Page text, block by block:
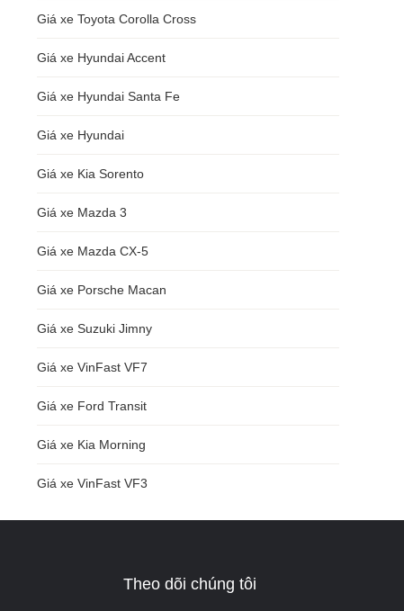
Giá xe Toyota Corolla Cross
Giá xe Hyundai Accent
Giá xe Hyundai Santa Fe
Giá xe Hyundai
Giá xe Kia Sorento
Giá xe Mazda 3
Giá xe Mazda CX-5
Giá xe Porsche Macan
Giá xe Suzuki Jimny
Giá xe VinFast VF7
Giá xe Ford Transit
Giá xe Kia Morning
Giá xe VinFast VF3
Theo dõi chúng tôi